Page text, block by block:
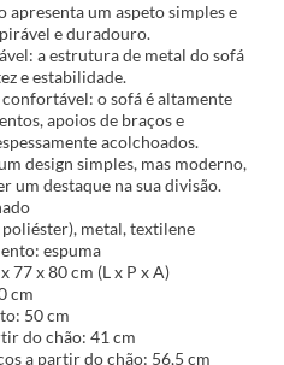
apresenta um aspeto simples e
e duradouro.
a estrutura de metal do sofá
e estabilidade.
o sofá é altamente
apoios de braços e
acolchoados.
design simples, mas moderno,
um destaque na sua divisão.
metal, textilene
espuma
77 x 80 cm (L x P x A)
cm
50 cm
do chão: 41 cm
a partir do chão: 56,5 cm